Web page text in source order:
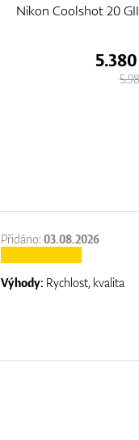
Nikon Coolshot 50i
Přidáno:03.08.2026
Výhody: Rychlost, kvalita